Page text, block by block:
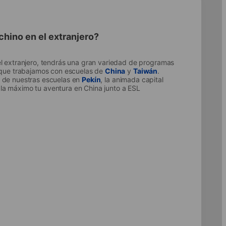
en el extranjero?
extranjero, tendrás una gran variedad de programas
trabajamos con escuelas deChina y Taiwán.
nuestras escuelas en Pekín, la animada capital
máximo tu aventura en China junto a ESL